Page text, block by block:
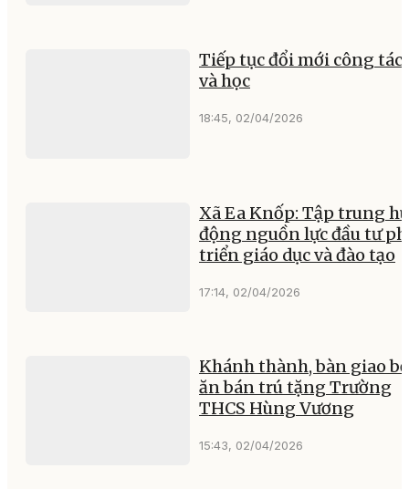
Tiếp tục đổi mới công tác
và học
18:45, 02/04/2026
Xã Ea Knốp: Tập trung
động nguồn lực đầu tư
triển giáo dục và đào tạo
17:14, 02/04/2026
Khánh thành, bàn giao
ăn bán trú tặng Trường
THCS Hùng Vương
15:43, 02/04/2026